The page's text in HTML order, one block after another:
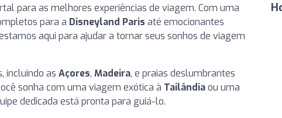
para as melhores experiências de viagem. Com uma
para a Disneyland Paris até emocionantes
aqui para ajudar a tornar seus sonhos de viagem
incluindo as Açores, Madeira, e praias deslumbrantes
sonha com uma viagem exótica à Tailândiaou uma
dedicada está pronta para guiá-lo.